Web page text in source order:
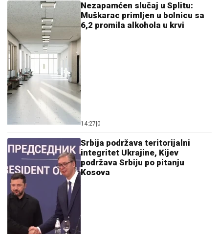
Nezapamćen slučaj u Splitu:
Muškarac primljen u bolnicu sa
6,2 promila alkohola u krvi
14:27 0
Srbija podržava teritorijalni
integritet Ukrajine, Kijev
podržava Srbiju po pitanju
Kosova